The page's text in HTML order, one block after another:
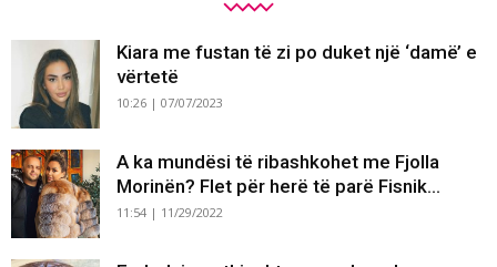
Kiara me fustan të zi po duket një ‘damë’ e
vërtetë
10:26 | 07/07/2023
A ka mundësi të ribashkohet me Fjolla
Morinën? Flet për herë të parë Fisnik...
11:54 | 11/29/2022